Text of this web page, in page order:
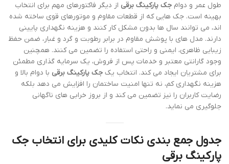
طول عمر و دوام جک پارکینگ برقی از دیگر فاکتورهای مهم برای انتخاب
بهینه است. جک هایی که از قطعات مقاوم و موتورهای قوی ساخته شده
اند، می توانند سال ها بدون مشکل کار کنند و هزینه نگهداری پایینی
دارند. مدل های با پوشش مقاوم در برابر رطوبت و گرد و غبار، ضمن حفظ
زیبایی ظاهری، ایمنی و راحتی استفاده را تضمین می کنند. همچنین
وجود گارانتی معتبر و خدمات پس از فروش، یک سرمایه گذاری مطمئن
برای مشتریان ایجاد می کند. انتخاب یک جک پارکینگ برقی با دوام بالا و
هزینه نگهداری کم، نه تنها امنیت ساختمان را افزایش می دهد بلکه
رضایت کاربران را نیز تضمین می کند و از بروز خرابی های ناگهانی
جلوگیری می نماید.
جدول جمع بندی نکات کلیدی برای انتخاب جک
پارکینگ برقی